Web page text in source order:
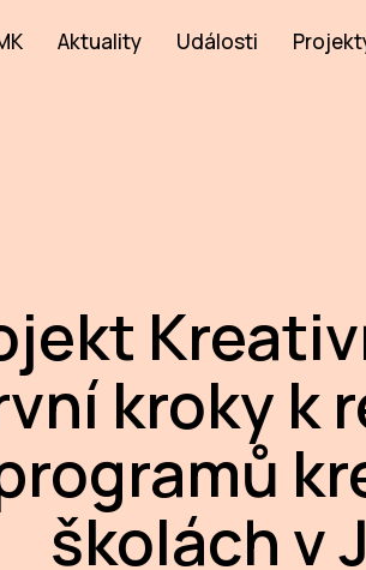
Aktuality Události
kroky k
školách v